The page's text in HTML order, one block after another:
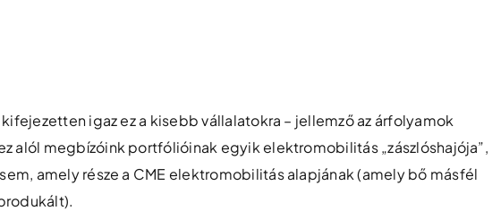
igaz ez a kisebb vállalatokra – jellemző az árfolyamok
alól megbízóink portfólióinak egyik elektromobilitás „zászlóshajója”,
amely része a CME elektromobilitás alapjának (amely bő másfél